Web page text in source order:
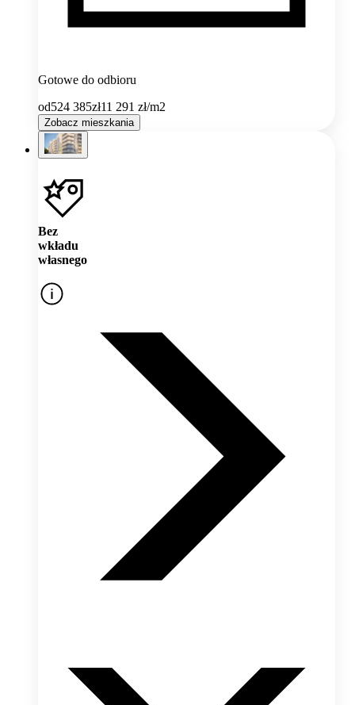
Gotowe do odbioru
od524 385zł11 291 zł/m2
Zobacz mieszkania
Bez
wkładu
własnego